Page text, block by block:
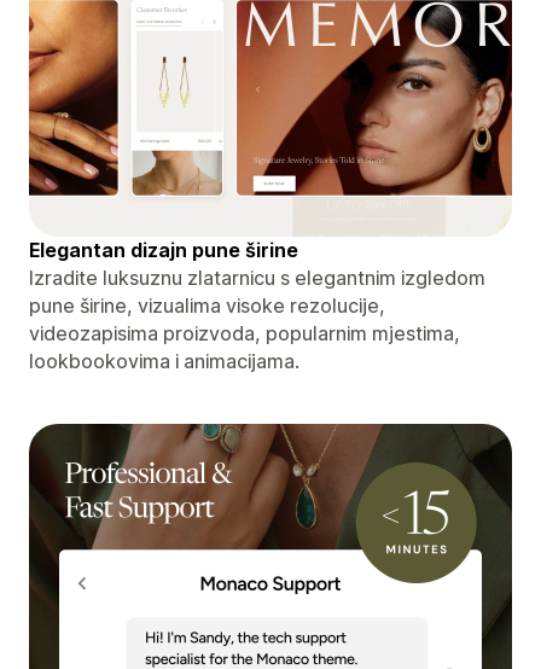
Elegantan dizajn pune širine
Izradite luksuznu zlatarnicu s elegantnim izgledom
pune širine, vizualima visoke rezolucije,
videozapisima proizvoda, popularnim mjestima,
lookbookovima i animacijama.